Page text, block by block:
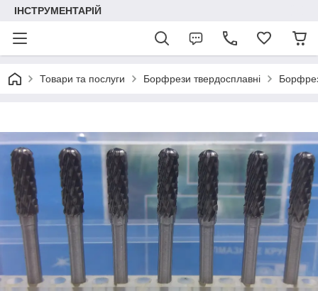
ІНСТРУМЕНТАРІЙ
Товари та послуги Борфрези твердосплавні